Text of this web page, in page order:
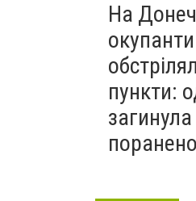
На
пункти:
поранено